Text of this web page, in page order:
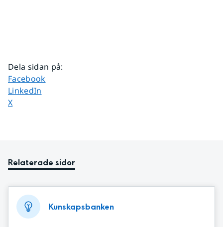
Dela sidan på:
Dela sidan på
Facebook
Dela sidan på
LinkedIn
Dela sidan på
X
Relaterade sidor
Kunskapsbanken